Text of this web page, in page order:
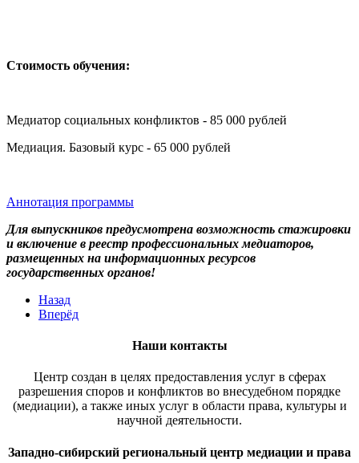
Стоимость обучения:
Медиатор социальных конфликтов - 85 000 рублей
Медиация. Базовый курс - 65 000 рублей
Аннотация программы
Для выпускников предусмотрена возможность стажировки
и включение в реестр профессиональных медиаторов,
размещенных на информационных ресурсов
государственных органов!
Назад
Вперёд
Наши контакты
Центр создан в целях предоставления услуг в сферах
разрешения споров и конфликтов во внесудебном порядке
(медиации), а также иных услуг в области права, культуры и
научной деятельности.
Западно-сибирский региональный центр медиации и права